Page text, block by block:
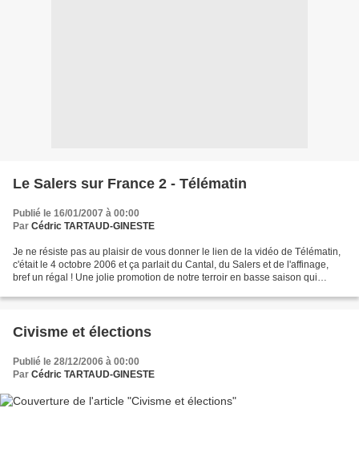
Le Salers sur France 2 - Télématin
Publié le 16/01/2007 à 00:00
Par Cédric TARTAUD-GINESTE
Je ne résiste pas au plaisir de vous donner le lien de la vidéo de Télématin,
c'était le 4 octobre 2006 et ça parlait du Cantal, du Salers et de l'affinage,
bref un régal ! Une jolie promotion de notre terroir en basse saison qui
Civisme et élections
Publié le 28/12/2006 à 00:00
Par Cédric TARTAUD-GINESTE